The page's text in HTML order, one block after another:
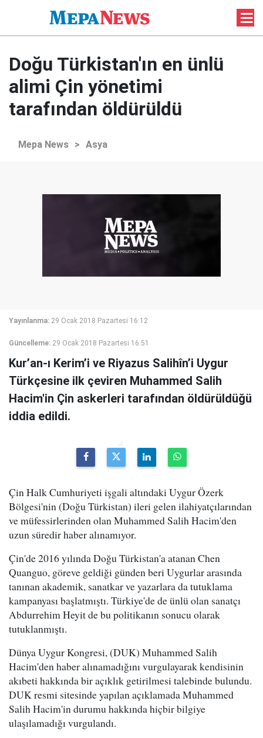
Doğu Türkistan'ın en ünlü
alimi Çin yönetimi
tarafından öldürüldü
Mepa News > Asya
Yayınlanma: 29 Ocak 2018 Pazartesi 16:12
Güncelleme: 29 Ocak 2018 Pazartesi 16:51
Kur’an-ı Kerim’i ve Riyazus Salihîn’i Uygur
Türkçesine ilk çeviren Muhammed Salih
Hacim'in Çin askerleri tarafından öldürüldüğü
iddia edildi.
Çin Halk Cumhuriyeti işgali altındaki Uygur Özerk
Bölgesi'nin (Doğu Türkistan) ileri gelen ilahiyatçılarından
ve müfessirlerinden olan Muhammed Salih Hacim'den
uzun süredir haber alınamıyor.
Çin'de 2016 yılında Doğu Türkistan'a atanan Chen
Quanguo, göreve geldiği günden beri Uygurlar arasında
tanınan akademik, sanatkar ve yazarlara da tutuklama
kampanyası başlatmıştı. Türkiye'de de ünlü olan sanatçı
Abdurrehim Heyit de bu politikanın sonucu olarak
tutuklanmıştı.
Dünya Uygur Kongresi, (DUK) Muhammed Salih
Hacim'den haber alınamadığını vurgulayarak kendisinin
akıbeti hakkında bir açıklık getirilmesi talebinde bulundu.
DUK resmi sitesinde yapılan açıklamada Muhammed
Salih Hacim'in durumu hakkında hiçbir bilgiye
ulaşılamadığı vurgulandı.